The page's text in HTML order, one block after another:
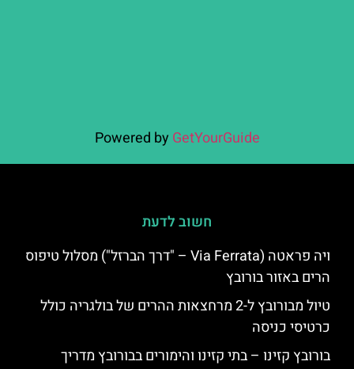
Powered by GetYourGuide
חשוב לדעת
ויה פראטה (Via Ferrata – "דרך הברזל") מסלול טיפוס
הרים באזור בורובץ
טיול מבורובץ ל-2 מרחצאות ההרים של בולגריה כולל
כרטיסי כניסה
בורובץ קזינו – בתי קזינו והימורים בבורובץ מדריך